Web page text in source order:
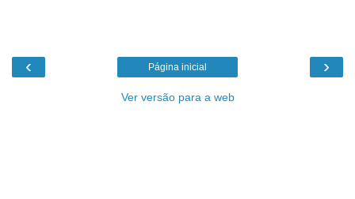
‹ ›
Página inicial
Ver versão para a web